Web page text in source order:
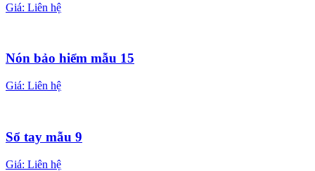
Giá: Liên hệ
Nón bảo hiểm mẫu 15
Giá: Liên hệ
Sổ tay mẫu 9
Giá: Liên hệ